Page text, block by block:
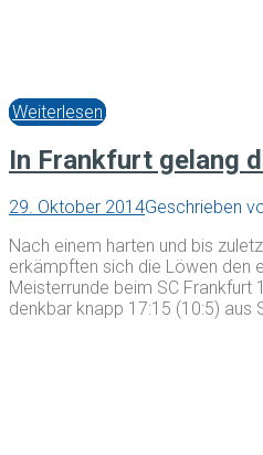
Weiterlesen
In Frankfurt gelang
29. Oktober 2014Geschrieben
Nach einem harten und bis
erkämpften sich die Löwen den
Meisterrunde beim SC Frankfurt
denkbar knapp 17:15 (10:5) aus